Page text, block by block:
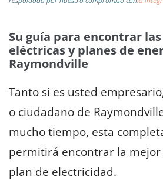
Su guía para encontrar
eléctricas y planes de
Raymondville
Tanto si es usted
o ciudadano de
mucho tiempo, esta
permitirá encontrar la mejor
plan de electricidad.